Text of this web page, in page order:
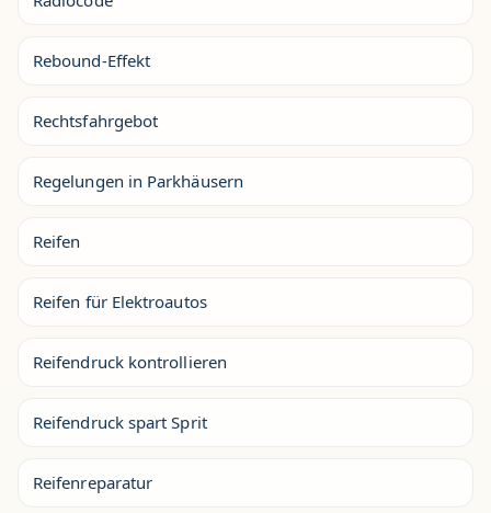
Rebound-Effekt
Rechtsfahrgebot
Regelungen in Parkhäusern
Reifen
Reifen für Elektroautos
Reifendruck kontrollieren
Reifendruck spart Sprit
Reifenreparatur